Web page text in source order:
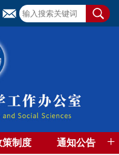
策制度 通知公告 +